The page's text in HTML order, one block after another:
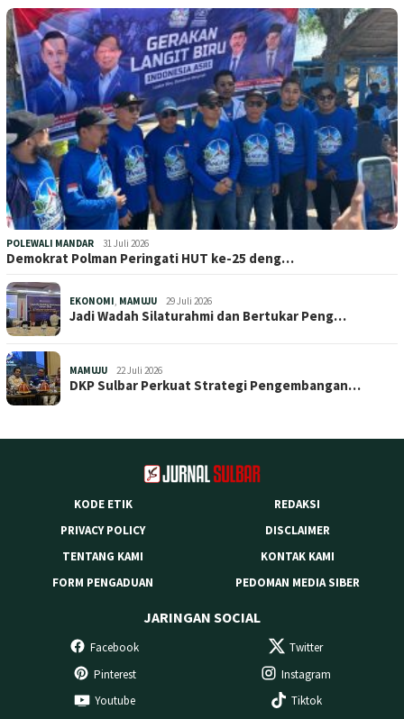
POLEWALI MANDAR 31 Juli 2026
Demokrat Polman Peringati HUT ke-25 deng…
EKONOMI, MAMUJU 29 Juli 2026
Jadi Wadah Silaturahmi dan Bertukar Peng…
MAMUJU 22 Juli 2026
DKP Sulbar Perkuat Strategi Pengembangan…
KODE ETIK
REDAKSI
PRIVACY POLICY
DISCLAIMER
TENTANG KAMI
KONTAK KAMI
FORM PENGADUAN
PEDOMAN MEDIA SIBER
JARINGAN SOCIAL
Facebook
Twitter
Pinterest
Instagram
Youtube
Tiktok